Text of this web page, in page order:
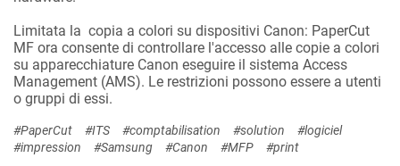
Limitata la copia a colori su dispositivi Canon: PaperCut
MF ora consente di controllare l'accesso alle copie a colori
su apparecchiature Canon eseguire il sistema Access
Management (AMS). Le restrizioni possono essere a utenti
o gruppi di essi.
#PaperCut #ITS #comptabilisation #solution
#logiciel
#impression
#Samsung #Canon #MFP #print